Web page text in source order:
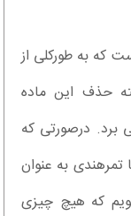
که به طورکلی از
حذف این ماده
درصورتی که
تمرهندی به عنوان
که هیچ چیزی